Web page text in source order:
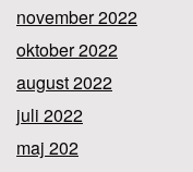
november 2022
oktober 2022
august 2022
juli 2022
maj 202